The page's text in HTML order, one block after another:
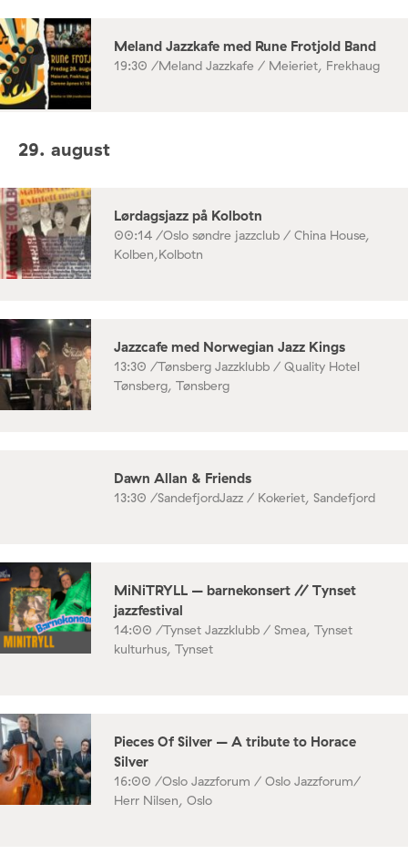
Meland Jazzkafe med Rune Frotjold Band
19:30 /Meland Jazzkafe / Meieriet, Frekhaug
29. august
Lørdagsjazz på Kolbotn
00:14 /Oslo søndre jazzclub / China House,
Kolben,Kolbotn
Jazzcafe med Norwegian Jazz Kings
13:30 /Tønsberg Jazzklubb / Quality Hotel
Tønsberg, Tønsberg
Dawn Allan & Friends
13:30 /SandefjordJazz / Kokeriet, Sandefjord
MiNiTRYLL – barnekonsert // Tynset
jazzfestival
14:00 /Tynset Jazzklubb / Smea, Tynset
kulturhus, Tynset
Pieces Of Silver – A tribute to Horace
Silver
16:00 /Oslo Jazzforum / Oslo Jazzforum/
Herr Nilsen, Oslo